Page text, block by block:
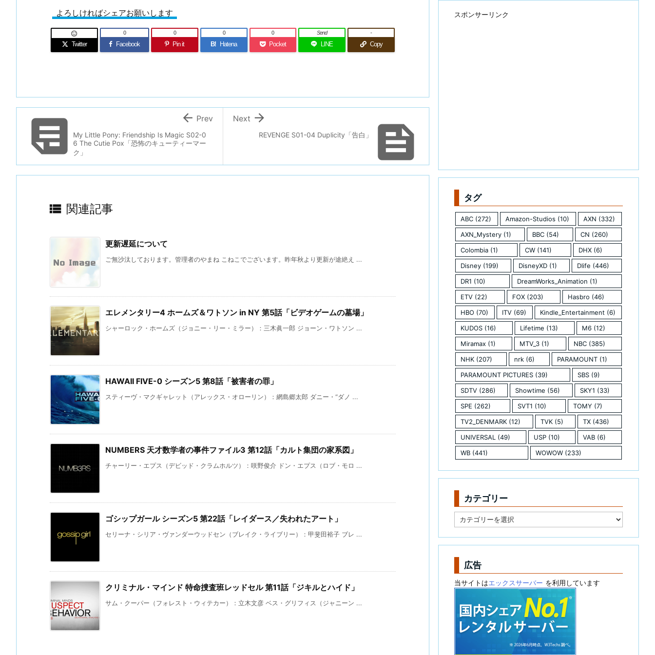
よろしければシェアお願いします
Twitter

Facebook
0
Pin it
0
B! Hatena
0
Pocket
0
LINE
Send
Copy
-

REVENGE S01-04 Duplicity「告白」

Next
My Little Pony: Friendship Is Magic S02-0
6 The Cutie Pox「恐怖のキューティーマー
ク」
 Prev
 関連記事
更新遅延について
ご無沙汰しております。管理者のやまね こねこでございます。昨年秋より更新が途絶え ...
エレメンタリー4 ホームズ＆ワトソン in NY 第5話「ビデオゲームの墓場」
シャーロック・ホームズ（ジョニー・リー・ミラー）：三木眞一郎 ジョーン・ワトソン ...
HAWAII FIVE-0 シーズン5 第8話「被害者の罪」
スティーヴ・マクギャレット（アレックス・オローリン）：網島郷太郎 ダニー・“ダノ ...
NUMBERS 天才数学者の事件ファイル3 第12話「カルト集団の家系図」
チャーリー・エプス（デビッド・クラムホルツ）：咲野俊介 ドン・エプス（ロブ・モロ ...
ゴシップガール シーズン5 第22話「レイダース／失われたアート」
セリーナ・シリア・ヴァンダーウッドセン（ブレイク・ライブリー）：甲斐田裕子 ブレ ...
クリミナル・マインド 特命捜査班レッドセル 第11話「ジキルとハイド」
サム・クーパー（フォレスト・ウィテカー）：立木文彦 ベス・グリフィス（ジャニーン ...
スポンサーリンク
タグ
ABC (272) Amazon-Studios (10) AXN (332)
AXN_Mystery (1) BBC (54) CN (260)
Colombia (1) CW (141) DHX (6)
Disney (199) DisneyXD (1) Dlife (446)
DR1 (10) DreamWorks_Animation (1)
ETV (22) FOX(203) Hasbro (46)
HBO (70) ITV (69) Kindle_Entertainment (6)
KUDOS (16) Lifetime (13) M6 (12)
Miramax (1) MTV_3 (1) NBC(385)
NHK (207) nrk (6) PARAMOUNT(1)
PARAMOUNT PICTURES (39) SBS(9)
SDTV (286) Showtime (56) SKY1 (33)
SPE (262) SVT1 (10) TOMY (7)
TV2_DENMARK (12) TVK(5) TX (436)
UNIVERSAL (49) USP(10) VAB (6)
WB (441) WOWOW (233)
カテゴリー
テ
リ
広告
当サイトはエックスサーバー を利用しています